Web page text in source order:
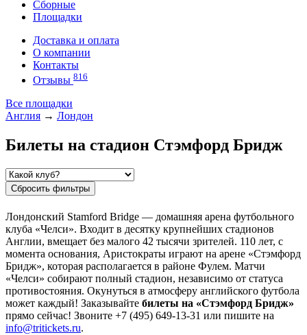
Сборные
Площадки
Доставка и оплата
О компании
Контакты
Отзывы 816
Все площадки
Англия → Лондон
Билеты на стадион Стэмфорд Бридж
Сбросить фильтры
Лондонский Stamford Bridge — домашняя арена футбольного
клуба «Челси». Входит в десятку крупнейших стадионов
Англии, вмещает без малого 42 тысячи зрителей. 110 лет, с
момента основания, Аристократы играют на арене «Стэмфорд
Бридж», которая располагается в районе Фулем. Матчи
«Челси» собирают полный стадион, независимо от статуса
противостояния. Окунуться в атмосферу английского футбола
может каждый! Заказывайте билеты на «Стэмфорд Бридж»
прямо сейчас! Звоните +7 (495) 649-13-31 или пишите на
info@tritickets.ru.